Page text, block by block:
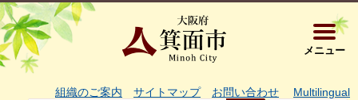
大阪府箕
メニュー
組織のご案内 サイトマップ お問い合わせ Multilingual